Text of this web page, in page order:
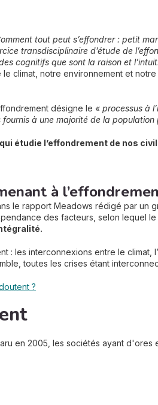
tout peut s’effondrer : petit
transdisciplinaire d’étude de
cognitifs que sont la raison et
climat, notre environnement et
désigne le « processus à
à une majorité de la
étudie l’effondrement de nos
à
le rapport Meadows rédigé par un
des facteurs, selon lequel
: les interconnexions entre le climat,
toutes les crises étant
?
en 2005, les sociétés ayant d'ores